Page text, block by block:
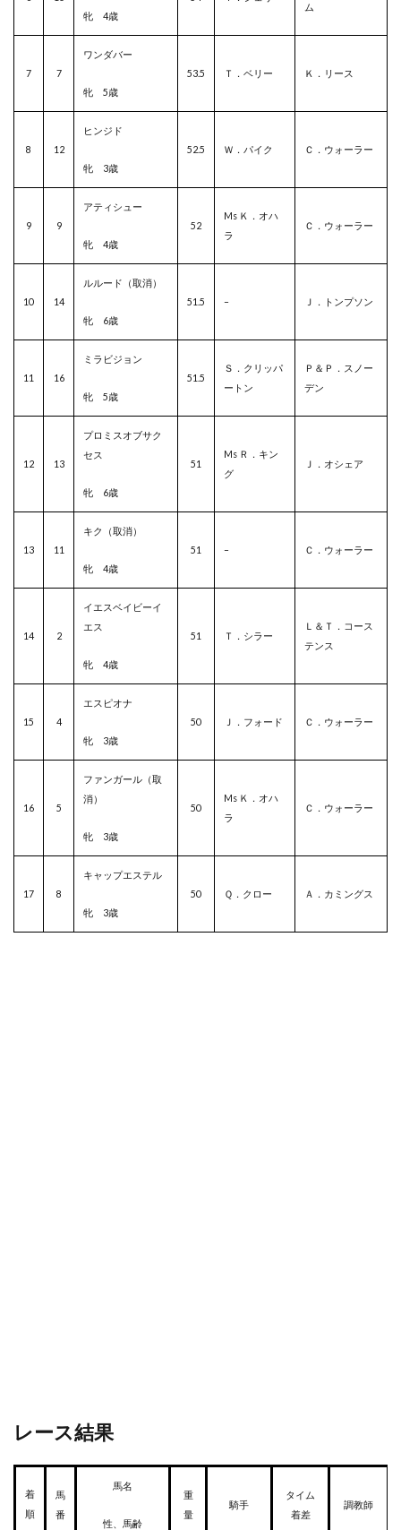
牝 4歳
ム
7 7
ワンダバー
牝 5歳
53.5 Ｔ．ベリー Ｋ．リース
8 12
ヒンジド
牝 3歳
52.5 Ｗ．パイク Ｃ．ウォーラー
9 9
アティシュー
牝 4歳
52
Ms Ｋ．オハ
ラ
Ｃ．ウォーラー
10 14
ルルード（取消）
牝 6歳
51.5 – Ｊ．トンプソン
11 16
ミラビジョン
牝 5歳
51.5
Ｓ．クリッパ
ートン
Ｐ＆Ｐ．スノー
デン
12 13
プロミスオブサク
セス
牝 6歳
51
Ms Ｒ．キン
グ
Ｊ．オシェア
13 11
キク（取消）
牝 4歳
51 – Ｃ．ウォーラー
14 2
イエスベイビーイ
エス
牝 4歳
51 Ｔ．シラー
Ｌ＆Ｔ．コース
テンス
15 4
エスピオナ
牝 3歳
50 Ｊ．フォード Ｃ．ウォーラー
16 5
ファンガール（取
消）
牝 3歳
50
Ms Ｋ．オハ
ラ
Ｃ．ウォーラー
17 8
キャップエステル
牝 3歳
50 Ｑ．クロー Ａ．カミングス
レース結果
着
順
馬
番
馬名
性、馬齢
重
量
騎手
タイム
着差
調教師